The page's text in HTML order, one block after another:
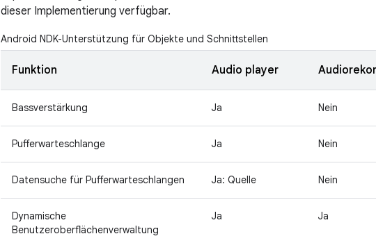
dieser Implementierung verfügbar.
Android NDK-Unterstützung für Objekte und Schnittstellen
Funktion Audio player
Bassverstärkung Ja Nein
Pufferwarteschlange Ja Nein
Datensuche für Pufferwarteschlangen Ja: Quelle Nein
Dynamische
Benutzeroberflächenverwaltung
Ja Ja